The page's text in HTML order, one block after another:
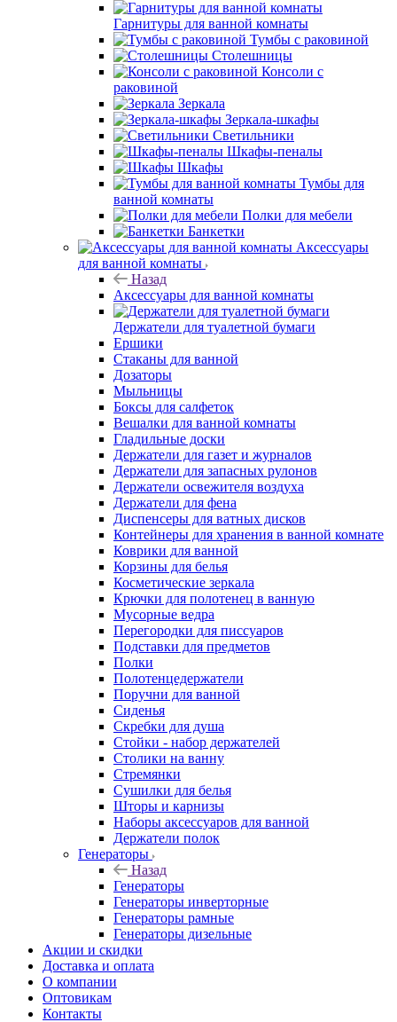
Гарнитуры для ванной комнаты
Тумбы с раковиной
Столешницы
Консоли с
раковиной
Зеркала
Зеркала-шкафы
Светильники
Шкафы-пеналы
Шкафы
Тумбы для
ванной комнаты
Полки для мебели
Банкетки
Аксессуары
для ванной комнаты
Назад
Аксессуары для ванной комнаты
Держатели для туалетной бумаги
Ершики
Стаканы для ванной
Дозаторы
Мыльницы
Боксы для салфеток
Вешалки для ванной комнаты
Гладильные доски
Держатели для газет и журналов
Держатели для запасных рулонов
Держатели освежителя воздуха
Держатели для фена
Диспенсеры для ватных дисков
Контейнеры для хранения в ванной комнате
Коврики для ванной
Корзины для белья
Косметические зеркала
Крючки для полотенец в ванную
Мусорные ведра
Перегородки для писсуаров
Подставки для предметов
Полки
Полотенцедержатели
Поручни для ванной
Сиденья
Скребки для душа
Стойки - набор держателей
Столики на ванну
Стремянки
Сушилки для белья
Шторы и карнизы
Наборы аксессуаров для ванной
Держатели полок
Генераторы
Назад
Генераторы
Генераторы инверторные
Генераторы рамные
Генераторы дизельные
Акции и скидки
Доставка и оплата
О компании
Оптовикам
Контакты